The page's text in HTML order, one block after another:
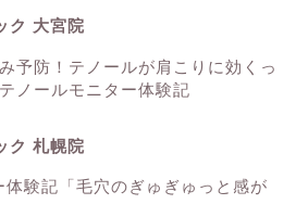
ク 大宮院
予防！テノールが肩こりに効くっ
ノールモニター体験記
ク 札幌院
験記「毛穴のぎゅぎゅっと感が
肌
ウルトラアクセント